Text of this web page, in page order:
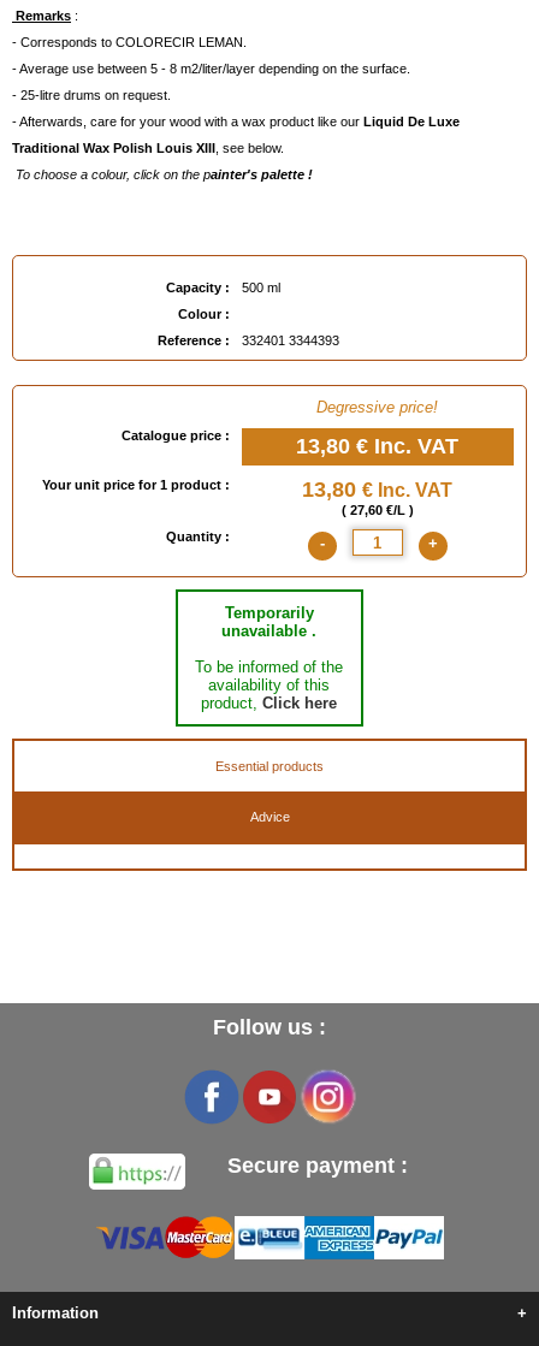
Remarks :
- Corresponds to COLORECIR LEMAN.
- Average use between 5 - 8 m2/liter/layer depending on the surface.
- 25-litre drums on request.
- Afterwards, care for your wood with a wax product like our Liquid De Luxe
Traditional Wax Polish Louis XIII , see below.
To choose a colour, click on the painter's palette !
Capacity :
500 ml
Colour :
Reference :
332401 3344393
Degressive price!
Catalogue price : 13,80 € Inc. VAT
Your unit price for 1 product : 13,80 € Inc. VAT
( 27,60 €/L )
Quantity :
- +
Temporarily
unavailable .
To be informed of the
availability of this
product,Click here
Essential products
Advice
Follow us :
Secure payment :
Information +